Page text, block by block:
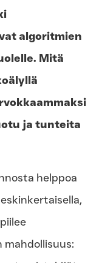
algoritmien
Mitä
ja tunteita
helppoa